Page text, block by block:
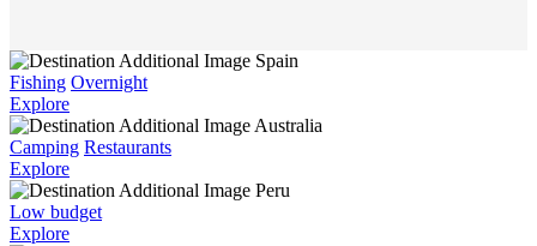
Spain
Fishing Overnight
Explore
Australia
Camping Restaurants
Explore
Peru
Low budget
Explore